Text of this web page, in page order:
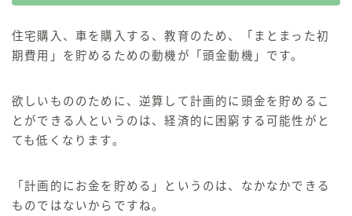
住宅購入、車を購入する、教育のため、「まとまった初
期費用」を貯めるための動機が「頭金動機」 です。
欲しいもののために、逆算して計画的に頭金を貯めるこ
とができる人というのは、経済的に困窮する可能性がと
ても低くなります。
「計画的にお金を貯める」というのは、なかなかできる
ものではないからですね。